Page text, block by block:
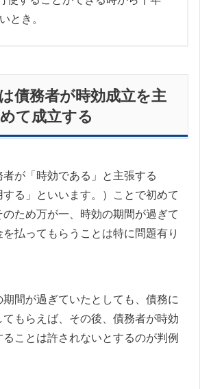
とき。
債務者が時効成立を主
て成立する
が「時効である」と主張する
する」といいます。）ことで初めて
のため万が一、時効の期間が過ぎて
払ってもらうことは特に問題有り
間が過ぎていたとしても、債務に
もらえば、その後、債務者が時効
ことは許されないとするのが判例